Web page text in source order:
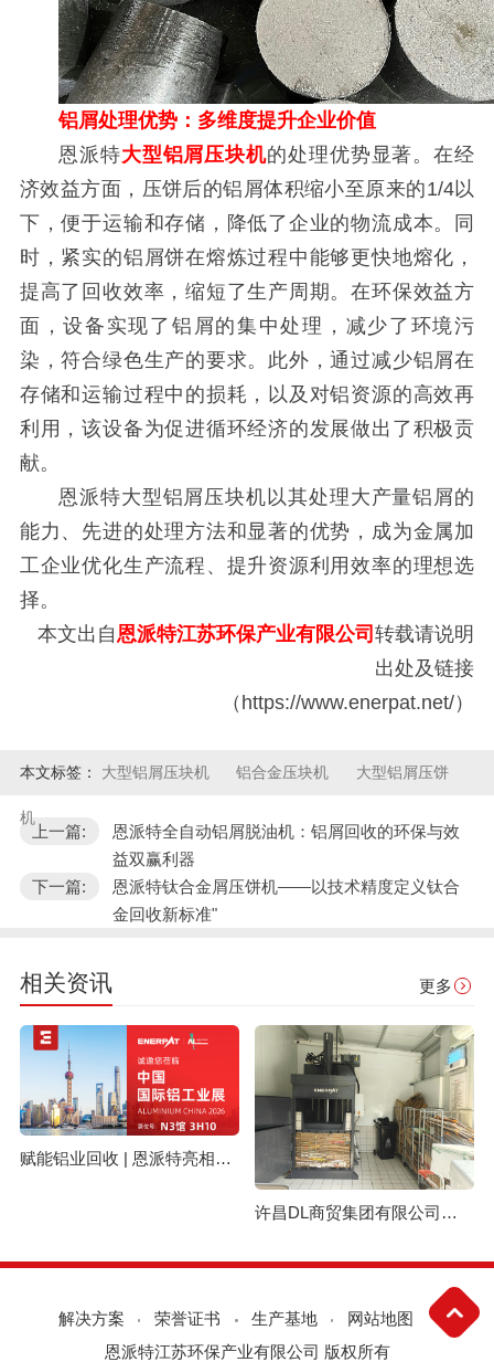
铝屑处理优势：多维度提升企业价值
恩派特大型铝屑压块机的处理优势显著。在经
济效益方面，压饼后的铝屑体积缩小至原来的1/4以
下，便于运输和存储，降低了企业的物流成本。同
时，紧实的铝屑饼在熔炼过程中能够更快地熔化，
提高了回收效率，缩短了生产周期。在环保效益方
面，设备实现了铝屑的集中处理，减少了环境污
染，符合绿色生产的要求。此外，通过减少铝屑在
存储和运输过程中的损耗，以及对铝资源的高效再
利用，该设备为促进循环经济的发展做出了积极贡
献。
恩派特大型铝屑压块机以其处理大产量铝屑的
能力、先进的处理方法和显著的优势，成为金属加
工企业优化生产流程、提升资源利用效率的理想选
择。
本文出自恩派特江苏环保产业有限公司转载请说明
出处及链接
（https://www.enerpat.net/）
本文标签： 大型铝屑压块机 铝合金压块机 大型铝屑压饼
机
上一篇:
恩派特全自动铝屑脱油机：铝屑回收的环保与效
益双赢利器
下一篇:
恩派特钛合金屑压饼机——以技术精度定义钛合
金回收新标准"
相关资讯 更多
赋能铝业回收 | 恩派特亮相上海国际铝工业展
许昌DL商贸集团有限公司与恩派特定制立式废纸打包机案例
解决方案 荣誉证书 生产基地
网站地图
恩派特江苏环保产业有限公司 版权所有